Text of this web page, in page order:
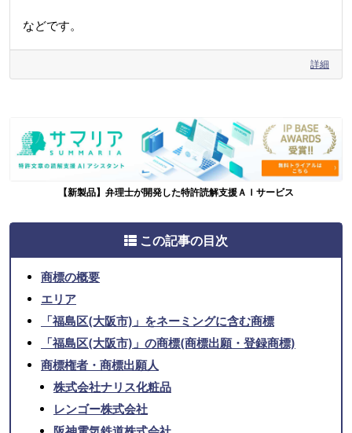
などです。
詳細
【新製品】弁理士が開発した特許読解支援ＡＩサービス
この記事の目次
商標の概要
エリア
「福島区(大阪市)」をネーミングに含む商標
「福島区(大阪市)」の商標(商標出願・登録商標)
商標権者・商標出願人
株式会社ナリス化粧品
レンゴー株式会社